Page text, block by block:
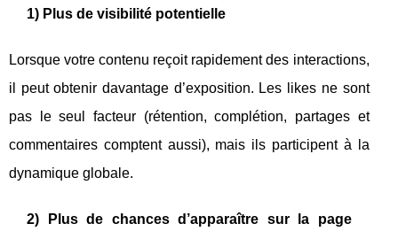
1) Plus de visibilité potentielle
Lorsque votre contenu reçoit rapidement des interactions,
il peut obtenir davantage d’exposition. Les likes ne sont
pas le seul facteur (rétention, complétion, partages et
commentaires comptent aussi), mais ils participent à la
dynamique globale.
2) Plus de chances d’apparaître sur la page